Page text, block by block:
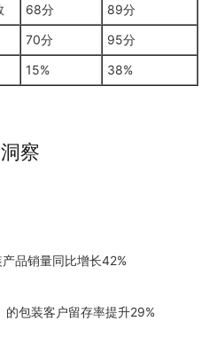
68分
89分
70分
95分
15% 38%
察
品销量同比增长42%
的包装客户留存率提升29%